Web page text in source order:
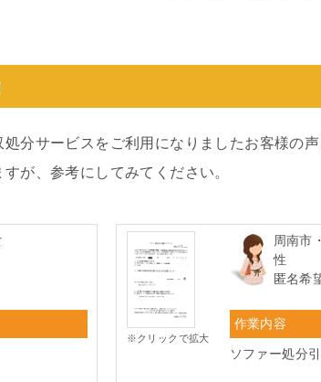
分サービスをご利用になりましたお客様の声
が、参考にしてみてください。
※クリックで拡大
周南市
性
匿名希
作業内容
ソファー処分